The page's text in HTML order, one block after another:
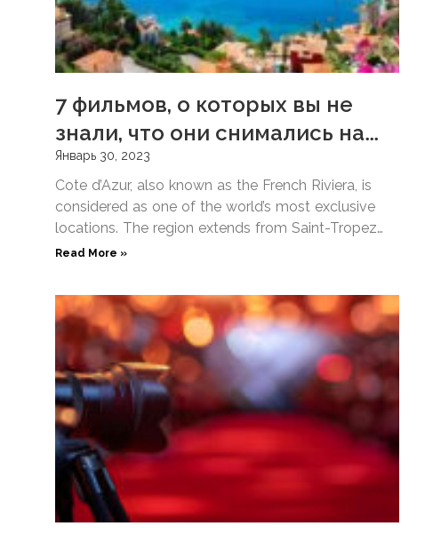
7 фильмов, о которых вы не
знали, что они снимались на
Французской Ривьере
Январь 30, 2023
Cote d’Azur, also known as the French Riviera, is
considered as one of the world’s most exclusive
locations. The region extends from Saint-Tropez
on the
Read More »